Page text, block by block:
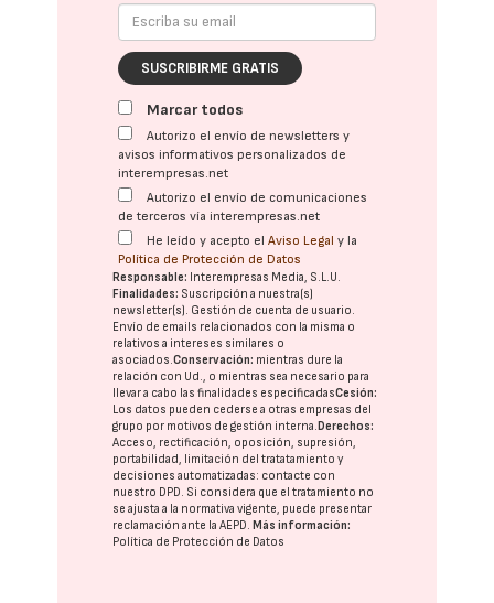
SUSCRIBIRME GRATIS
Marcar todos
Autorizo el envío de newsletters y
avisos informativos personalizados de
interempresas.net
Autorizo el envío de comunicaciones
de terceros vía interempresas.net
He leído y acepto elAviso Legal y la
Política de Protección de Datos
Responsable: Interempresas Media, S.L.U.
Finalidades: Suscripción a nuestra(s)
newsletter(s). Gestión de cuenta de usuario.
Envío de emails relacionados con la misma o
relativos a intereses similares o
asociados.Conservación: mientras dure la
relación con Ud., o mientras sea necesario para
llevar a cabo las finalidades especificadasCesión:
Los datos pueden cederse a otras empresas del
grupo por motivos de gestión interna.Derechos:
Acceso, rectificación, oposición, supresión,
portabilidad, limitación del tratatamiento y
decisiones automatizadas: contacte con
nuestro DPD. Si considera que el tratamiento no
se ajusta a la normativa vigente, puede presentar
reclamación ante laAEPD.Más información:
Política de Protección de Datos